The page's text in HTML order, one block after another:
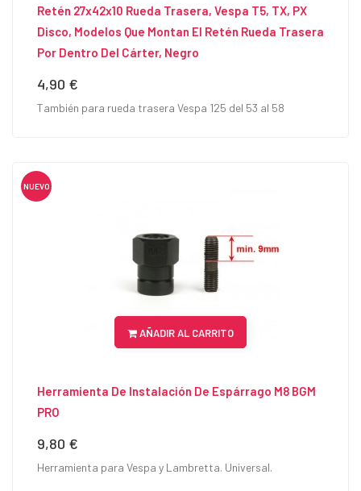
Retén 27x42x10 Rueda Trasera, Vespa T5, TX, PX
Disco, Modelos Que Montan El Retén Rueda Trasera
Por Dentro Del Cárter, Negro
Precio
4,90 €
También para rueda trasera Vespa 125 del 53 al 58
NUEVO
AÑADIR AL CARRITO
Herramienta De Instalación De Espárrago M8 BGM
PRO
Precio
9,80 €
Herramienta para Vespa y Lambretta. Universal.